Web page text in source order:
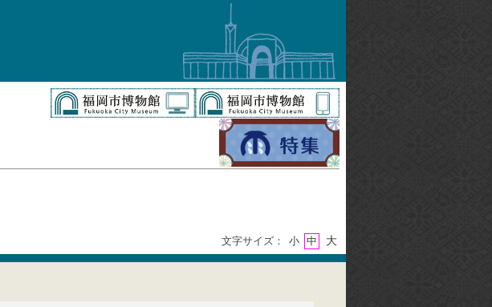
文字サイズ： 小 中 大